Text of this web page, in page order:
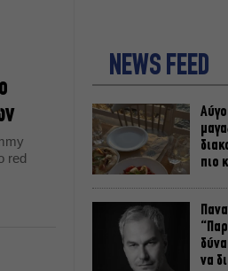
red
NEWS FEED
πιο
να